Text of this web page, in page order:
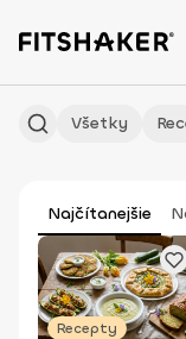
Všetky
Najčítanejšie
Recepty